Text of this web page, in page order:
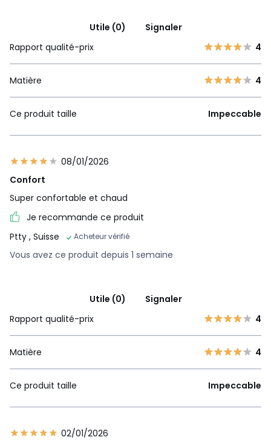
Utile (0)
Signaler
Rapport qualité-prix
4
Matière 4
Ce produit taille Impeccable
08/01/2026
Confort
Super confortable et chaud
Je recommande ce produit
Ptty , Suisse Acheteur vérifié
Vous avez ce produit depuis 1 semaine
Utile (0)
Signaler
Rapport qualité-prix
4
Matière 4
Ce produit taille Impeccable
02/01/2026